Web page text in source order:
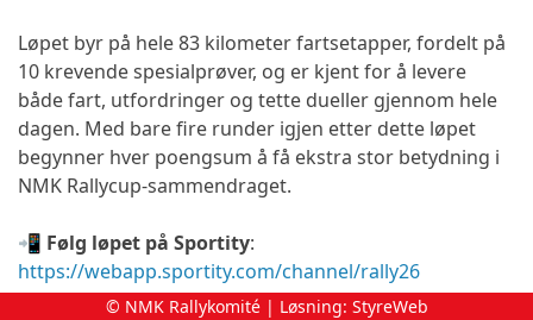
Løpet byr på hele 83 kilometer fartsetapper, fordelt på
10 krevende spesialprøver, og er kjent for å levere
både fart, utfordringer og tette dueller gjennom hele
dagen. Med bare fire runder igjen etter dette løpet
begynner hver poengsum å få ekstra stor betydning i
NMK Rallycup-sammendraget.
📲 Følg løpet på Sportity:
https://webapp.sportity.com/channel/rally26
© NMK Rallykomité | Løsning: StyreWeb